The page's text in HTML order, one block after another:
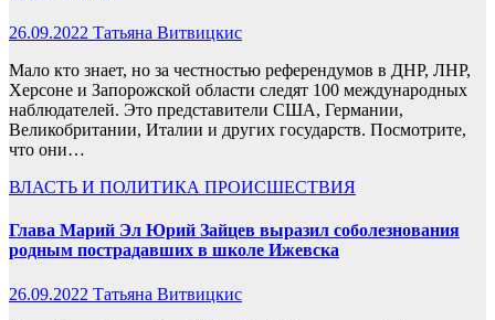
26.09.2022 Татьяна Витвицкис
Мало кто знает, но за честностью референдумов в ДНР, ЛНР,
Херсоне и Запорожской области следят 100 международных
наблюдателей. Это представители США, Германии,
Великобритании, Италии и других государств. Посмотрите,
что они…
ВЛАСТЬ И ПОЛИТИКА ПРОИСШЕСТВИЯ
Глава Марий Эл Юрий Зайцев выразил соболезнования
родным пострадавших в школе Ижевска
26.09.2022 Татьяна Витвицкис